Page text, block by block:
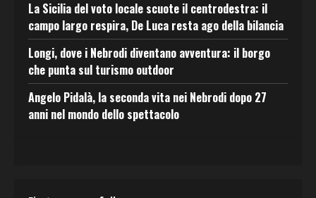
La Sicilia del voto locale scuote il centrodestra: il
campo largo respira, De Luca resta ago della bilancia
Longi, dove i Nebrodi diventano avventura: il borgo
che punta sul turismo outdoor
Angelo Pidalà, la seconda vita nei Nebrodi dopo 27
anni nel mondo dello spettacolo